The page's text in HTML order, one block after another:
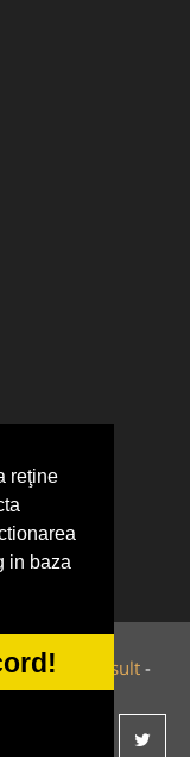
reţine
in baza
Tokaido Consult -